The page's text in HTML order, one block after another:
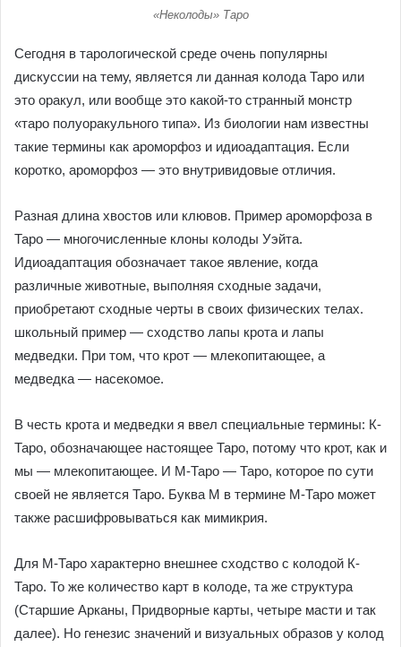
«Неколоды» Таро
Сегодня в тарологической среде очень популярны
дискуссии на тему, является ли данная колода Таро или
это оракул, или вообще это какой-то странный монстр
«таро полуоракульного типа». Из биологии нам известны
такие термины как ароморфоз и идиоадаптация. Если
коротко, ароморфоз — это внутривидовые отличия.
Разная длина хвостов или клювов. Пример ароморфоза в
Таро — многочисленные клоны колоды Уэйта.
Идиоадаптация обозначает такое явление, когда
различные животные, выполняя сходные задачи,
приобретают сходные черты в своих физических телах.
школьный пример — сходство лапы крота и лапы
медведки. При том, что крот — млекопитающее, а
медведка — насекомое.
В честь крота и медведки я ввел специальные термины: К-
Таро, обозначающее настоящее Таро, потому что крот, как и
мы — млекопитающее. И М-Таро — Таро, которое по сути
своей не является Таро. Буква М в термине М-Таро может
также расшифровываться как мимикрия.
Для М-Таро характерно внешнее сходство с колодой К-
Таро. То же количество карт в колоде, та же структура
(Старшие Арканы, Придворные карты, четыре масти и так
далее). Но генезис значений и визуальных образов у колод